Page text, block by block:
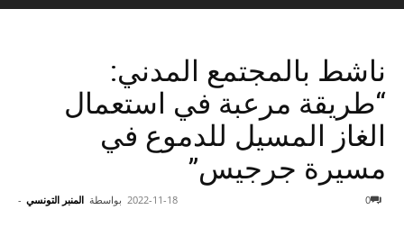
ناشط بالمجتمع المدني:
“طريقة مرعبة في استعمال
الغاز المسيل للدموع في
مسيرة جرجيس”
بواسطة المنبر التونسي - 2022-11-18 0